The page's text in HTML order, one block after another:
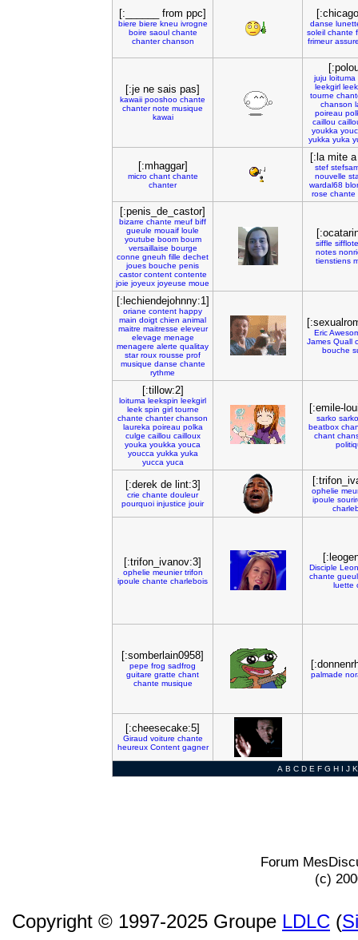
[:______ from ppc]
biere biere kneu ivrogne
boire saoul chante
chanter chanson
danse
soleil chante
frimeur
[:je ne sais pas]
kawaii pooshoo chante
chanter note musique
kawai
juju loituma
leekgirl leek
tourne
chanson
poireau
caillou
youkka
yukka yuka
[:mhaggar]
micro chant chante
chanter
[:la mite
stef
nouvelle
wardal68
rose chante
[:penis_de_castor]
bizarre chante meuf biff
gueule mouaif loule
youtube boom boum
versaillaise bourge
conne gneuh fille dechet
joues bouche penis
castor content contente
joie joyeux joyeuse moue
siffle sifflote
notes
tienstiens
[:lechiendejohnny:1]
oriane content happy
main doigt chien animal
maitre maitresse eleveur
elevage menage
menagere alerte qualitay
star roux rousse prof
musique danse chante
rythme
Eric
James Quall
bouche
[:tillow:2]
loituma leekspin leekgirl
leek spin girl tourne
chante chanter chanson
laureka poireau polka
culge caillou cailloux
youka youkka youca
youcca yukka yuka
yucca yuca
[:emile-
sarko
beatbox
chant
[:derek de lint:3]
crie chante douleur
pourquoi injustice jouir
ophelie
ipoule
[:trifon_ivanov:3]
ophelie meunier trifon
ipoule chante charlebois
Disciple
chante
luette
[:somberlain0958]
pepe frog sadfrog
guitare gratte chant
chante musique
palmade
[:cheesecake:5]
Giraud voiture chante
heureux Content gagner
A B C D E F G H I J K
Forum
(c)
Copyright © 1997-2025 Groupe LDLC (